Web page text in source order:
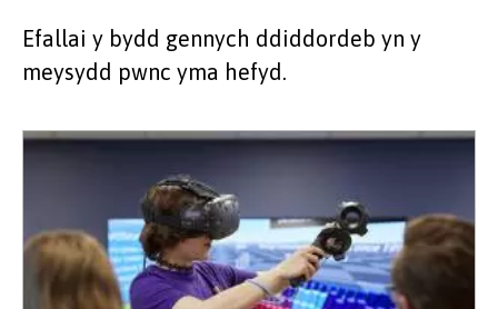
Efallai y bydd gennych ddiddordeb yn y
meysydd pwnc yma hefyd.